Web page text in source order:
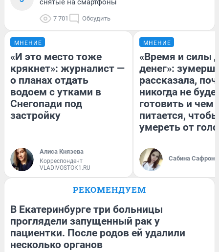
снятые на смартфоны
7 701 Обсудить
МНЕНИЕ
«И это место тоже
крякнет»: журналист —
о планах отдать
водоем с утками в
Снегопади под
застройку
Алиса Князева
Корреспондент
VLADIVOSTOK1.RU
МНЕНИЕ
«Время и силы
денег»:
рассказала,
никогда не
готовить и чем
питается,
умереть от
Сабина
РЕКОМЕНДУЕМ
В Екатеринбурге три больницы
проглядели запущенный рак у
пациентки. После родов ей удалили
несколько органов